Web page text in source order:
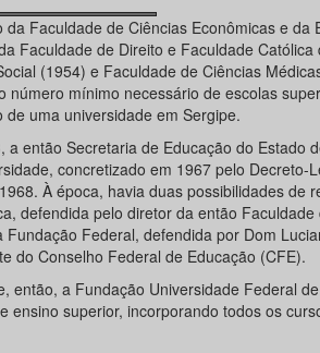
da Faculdade de Ciências Econômicas e da
Faculdade de Direito e Faculdade
(1954) e Faculdade de Ciências
número mínimo necessário de escolas
de uma universidade em Sergipe.
a então Secretaria de Educação do Estado
concretizado em 1967 pelo Decreto-
À época, havia duas possibilidades de
defendida pelo diretor da então
Fundação Federal, defendida por Dom
do Conselho Federal de Educação (CFE).
então, a Fundação Universidade Federal
ensino superior, incorporando todos os